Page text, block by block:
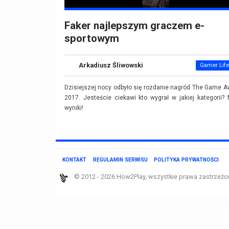
Faker najlepszym graczem e-
sportowym
Arkadiusz Śliwowski Gamer
Dzisiejszej nocy odbyło się rozdanie nagród The Game
2017. Jesteście ciekawi kto wygrał w jakiej kategorii?
wyniki!
KONTAKT REGULAMIN SERWISU POLITYKA PRYWATNOŚCI
© 2012 - 2026 How2Play, wszystkie prawa